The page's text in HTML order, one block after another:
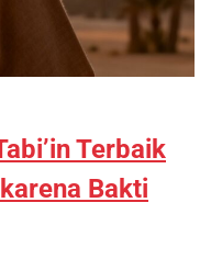
Terbaik
Bakti